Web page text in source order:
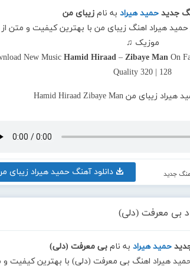
جدید حمید هیراد به نامزیبای من
حمید هیراد اهنگ زیبای من با بهترین کیفیت و متن از
موزیک ♫
New MusicHamid Hiraad –Zibaye Man On
Quality 320 | 128
جدید دانلود آهنگ حمید هیراد زیبای
بی معرفت (دلی)
حمید هیراد به نامبی معرفت (دلی)
حمید هیراد اهنگ بی معرفت (دلی) با بهترین کیفیت